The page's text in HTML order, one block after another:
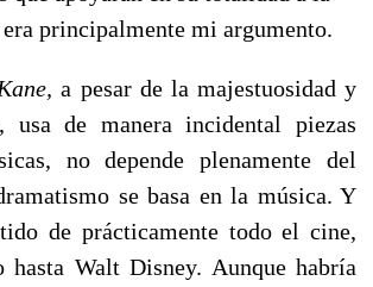
principalmente mi argumento.
a pesar de la majestuosidad y
usa de manera incidental piezas
no depende plenamente del
se basa en la música. Y
de prácticamente todo el cine,
hasta Walt Disney. Aunque habría